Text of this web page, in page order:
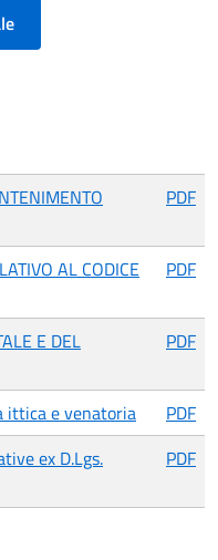
in modo discendente
PDF
AL CODICE
PDF
E DEL
PDF
ittica e venatoria
PDF
ex D.Lgs.
PDF